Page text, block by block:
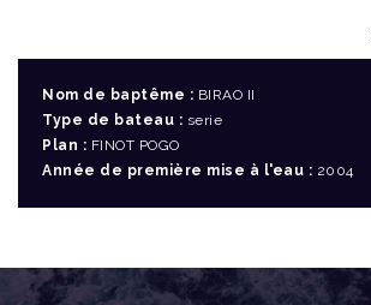
Nom de baptême : BIRAO II
Type de bateau : serie
Plan : FINOT POGO
Année de première mise à l'eau : 2004